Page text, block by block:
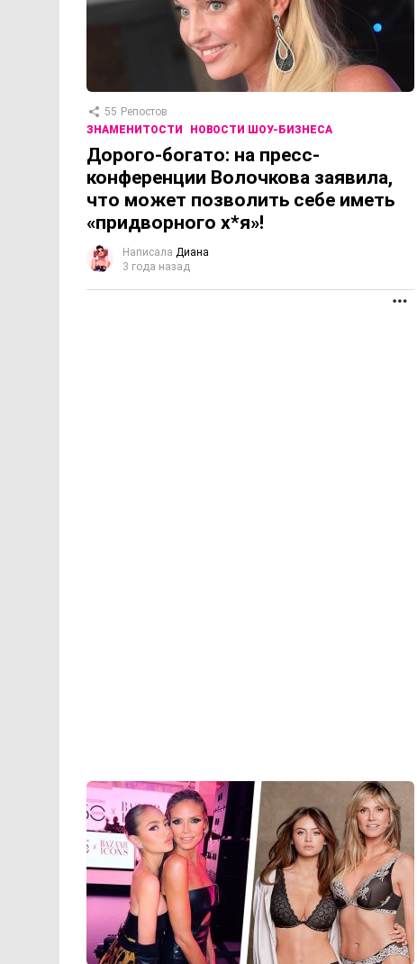
55 Репостов
ЗНАМЕНИТОСТИ
НОВОСТИ ШОУ-БИЗНЕСА
Дорого-богато: на пресс-
конференции Волочкова заявила,
что может позволить себе иметь
«придворного х*я»!
Написала Диана
3 года назад